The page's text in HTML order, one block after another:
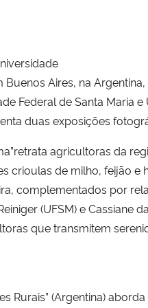
Aires, na Argentina,
Federal de Santa Maria
duas exposições
agricultoras da
crioulas de milho, feijão e
complementados por
(UFSM) e Cassiane
que transmitem
Rurais” (Argentina)